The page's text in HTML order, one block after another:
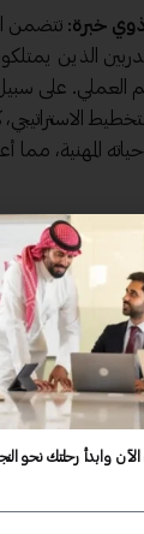
خبرة: تتضمن
الذين
العملي. على سبيل
الاستراتيجي،
المهنية، مما
للحقائب
عميق. عندما
حاسماً
هذا الهدف:
: يتم تصميم
المفاهيم
وابدأ رحلتك نحو